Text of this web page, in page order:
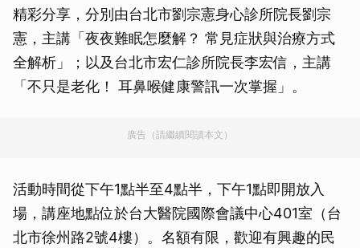
精彩分享，分別由台北市劉宗憲身心診所院長劉宗
憲，主講「夜夜難眠怎麼解？ 常見症狀與治療方式
全解析」；以及台北市宏仁診所院長李宏信，主講
「不只是老化！ 耳鼻喉健康警訊一次掌握」。
廣告（請繼續閱讀本文）
活動時間從下午1點半至4點半，下午1點即開放入
場，講座地點位於台大醫院國際會議中心401室（台
北市徐州路2號4樓）。名額有限，歡迎有興趣的民